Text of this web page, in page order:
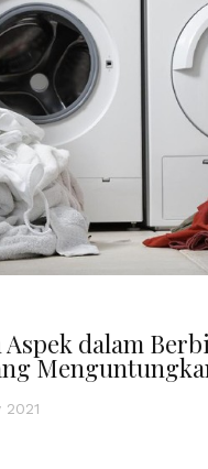
dalam
2021